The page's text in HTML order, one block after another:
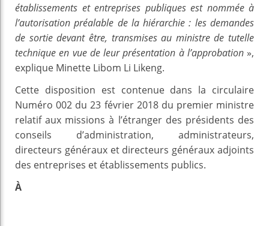
établissements et entreprises publiques est nommée à
l’autorisation préalable de la hiérarchie : les demandes
de sortie devant être, transmises au ministre de tutelle
technique en vue de leur présentation à l’approbation»,
explique Minette Libom Li Likeng.
Cette disposition est contenue dans la circulaire
Numéro 002 du 23 février 2018 du premier ministre
relatif aux missions à l’étranger des présidents des
conseils d’administration, administrateurs,
directeurs généraux et directeurs généraux adjoints
des entreprises et établissements publics.
À